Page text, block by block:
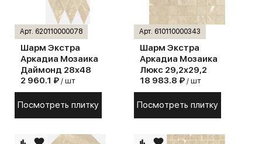
Арт. 620110000078
Шарм Экстра
Аркадиа Мозаика
Даймонд 28х48
2 960.1 ₽ / шт
Посмотреть плитку
Арт. 610110000343
Шарм Экстра
Аркадиа Мозаика
Люкс 29,2х29,2
18 983.8 ₽ / шт
Посмотреть плитку